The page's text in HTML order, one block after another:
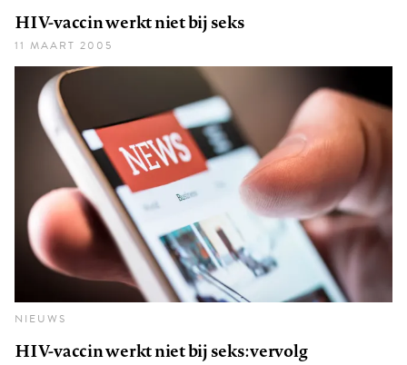
HIV-vaccin werkt niet bij seks
11 MAART 2005
NIEUWS
HIV-vaccin werkt niet bij seks: vervolg